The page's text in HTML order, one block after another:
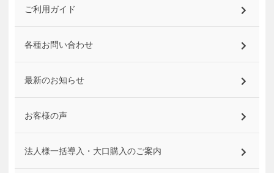
ご利用ガイド
各種お問い合わせ
最新のお知らせ
お客様の声
法人様一括導入・大口購入のご案内